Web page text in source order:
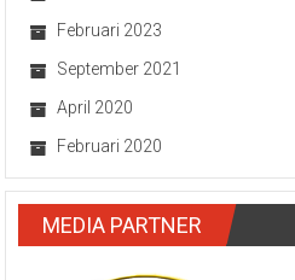
Februari 2023
September 2021
April 2020
Februari 2020
MEDIA PARTNER